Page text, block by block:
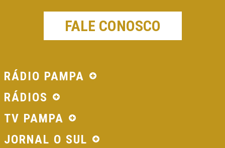
FALE CONOSCO
RÁDIO PAMPA
RÁDIOS
TV PAMPA
JORNAL O SUL